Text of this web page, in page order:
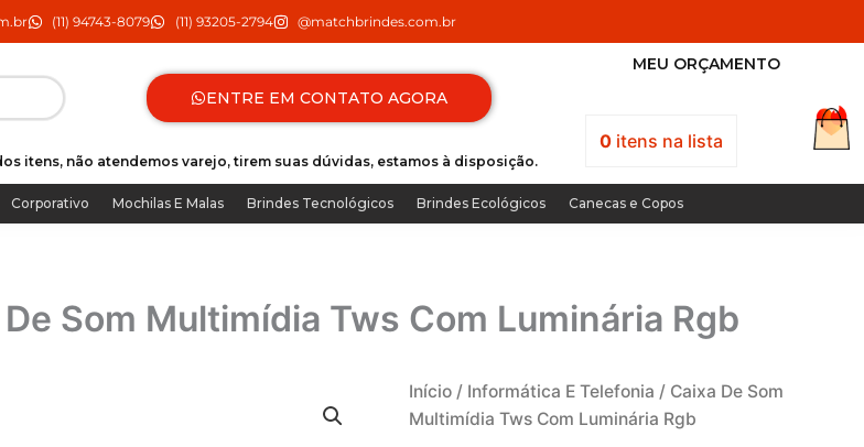
(11) 94743-8079 (11) 93205-2794 @matchbrindes.com.br
ENTRE EM CONTATO AGORA
MEU ORÇAMENTO
0itens na lista
itens, não atendemos varejo, tirem suas dúvidas, estamos à disposição.
Corporativo Mochilas E Malas Brindes Tecnológicos Brindes Ecológicos Canecas e Copos
Som Multimídia Tws Com Luminária Rgb
Início / Informática E Telefonia / Caixa De Som
Multimídia Tws Com Luminária Rgb